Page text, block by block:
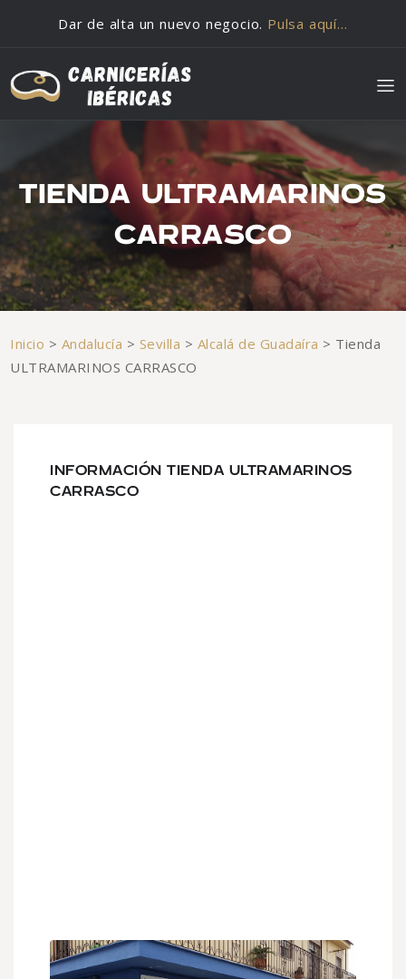
Dar de alta un nuevo negocio. Pulsa aquí…
TIENDA ULTRAMARINOS
CARRASCO
Inicio > Andalucía > Sevilla > Alcalá de Guadaíra > Tienda
ULTRAMARINOS CARRASCO
INFORMACIÓN TIENDA ULTRAMARINOS
CARRASCO